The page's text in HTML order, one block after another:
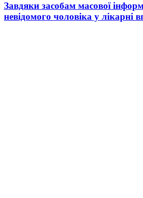
Завдяки засобам масової
невідомого чоловіка у лікарні